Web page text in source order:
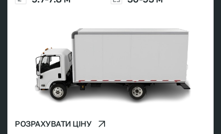
РОЗРАХУВАТИ ЦІНУ